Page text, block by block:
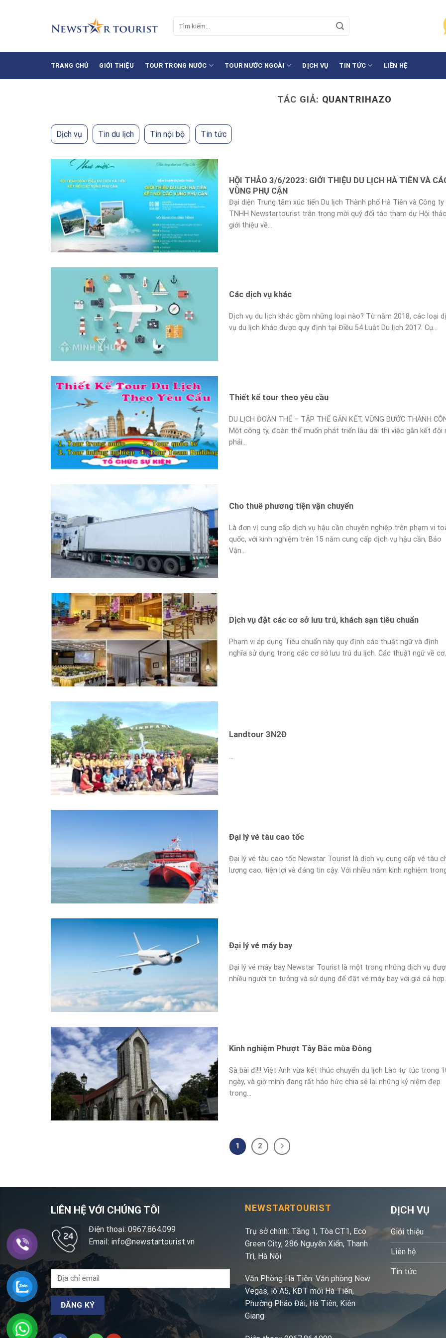
kiếm:
TRANG CHỦ GIỚI THIỆU TOUR TRONG NƯỚC TOUR NƯỚC NGOÀI DỊCH VỤ TIN TỨC LIÊN HỆ
TÁC GIẢ: QUANTRIHAZO
Dịch vụ Tin du lịch Tin nội bộ Tin tức
HỘI THẢO 3/6/2023: GIỚI THIỆU DU LỊCH HÀ TIÊN VÀ
VÙNG PHỤ CẬN
Đại diện Trung tâm xúc tiến Du lịch Thành phố Hà Tiên và Công ty
TNHH Newstartourist trân trọng mời quý đối tác tham dự Hội thảo
giới thiệu về...
Các dịch vụ khác
Dịch vụ du lịch khác gồm những loại nào? Từ năm 2018, các loại
vụ du lịch khác được quy định tại Điều 54 Luật Du lịch 2017. Cụ...
Thiết kế tour theo yêu cầu
DU LỊCH ĐOÀN THỂ – TẬP THỂ GẮN KẾT, VỮNG BƯỚC THÀNH
Một công ty, đoàn thể muốn phát triển lâu dài thì việc gắn kết đội
phải...
Cho thuê phương tiện vận chuyển
Là đơn vị cung cấp dịch vụ hậu cần chuyên nghiệp trên phạm vi
quốc, với kinh nghiệm trên 15 năm cung cấp dịch vụ hậu cần, Bảo
Vận...
Dịch vụ đặt các cơ sở lưu trú, khách sạn tiêu chuẩn
Phạm vi áp dụng Tiêu chuẩn này quy định các thuật ngữ và định
nghĩa sử dụng trong các cơ sở lưu trú du lịch. Các thuật ngữ về
Landtour 3N2Đ
...
Đại lý vé tàu cao tốc
Đại lý vé tàu cao tốc Newstar Tourist là dịch vụ cung cấp vé tàu
lượng cao, tiện lợi và đáng tin cậy. Với nhiều năm kinh nghiệm
Đại lý vé máy bay
Đại lý vé máy bay Newstar Tourist là một trong những dịch vụ
nhiều người tin tưởng và sử dụng để đặt vé máy bay với giá cả
Kinh nghiệm Phượt Tây Bắc mùa Đông
Sà bài đi!!! Việt Anh vừa kết thúc chuyến du lịch Lào tự túc trong
ngày, và giờ mình đang rất háo hức chia sẻ lại những kỷ niệm đẹp
trong...
1 2
LIÊN HỆ VỚI CHÚNG TÔI
Điện thoại: 0967.864.099
Email: info@newstartourist.vn
NEWSTARTOURIST
Trụ sở chính: Tầng 1, Tòa CT1, Eco
Green City, 286 Nguyễn Xiển, Thanh
Trì, Hà Nội
Văn Phòng Hà Tiên: Văn phòng New
Vegas, lô A5, KĐT mới Hà Tiên,
Phường Pháo Đài, Hà Tiên, Kiên
Giang
DỊCH VỤ
Giới thiệu
Liên hệ
Tin tức